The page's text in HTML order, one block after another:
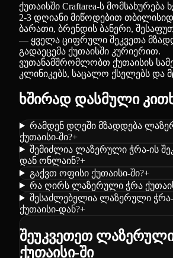
ქუთაისში Craftarea-ს
2-3 დღიანი მიწოდებით
ბარათი, ბრენდის ბანერი,
— ყველა ციფრული შეკვეთა
გადაეცემა ქუთაისში კურიერით.
ვუთანამშრომლობთ ქუთაისის
კლინიკებს, საცალო ქსელებს და
ხშირად დასმული
რამდენ დღეში მზადდება
ქუთაისი-ში?+
შემიძლია ლაზერული ჭრა-ის
დან ონლაინ?+
გაქვთ ოფისი ქუთაისი-ში?+
რა ღირს ლაზერული ჭრა
შესაძლებელია ლაზერული
ქუთაისი-დან?+
შეუკვეთეთ
ქუთაისი-ში